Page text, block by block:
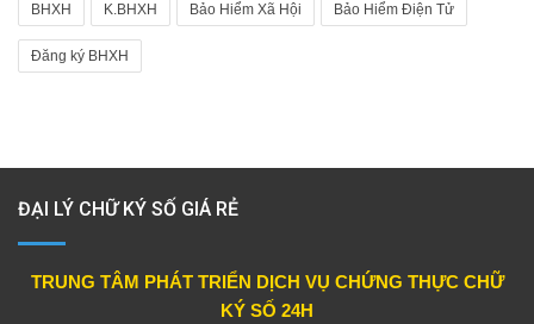
BHXH K.BHXH Bảo Hiểm Xã Hội Bảo Hiểm Điện Tử
Đăng ký BHXH
ĐẠI LÝ CHỮ KÝ SỐ GIÁ RẺ
TRUNG TÂM PHÁT TRIỂN DỊCH VỤ CHỨNG THỰC CHỮ
KÝ SỐ 24H